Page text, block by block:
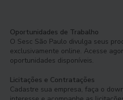
Oportunidades de Trabalho
O Sesc São Paulo divulga seus
exclusivamente online. Acesse
oportunidades disponíveis.
Licitações e Contratações
Cadastre sua empresa, faça o